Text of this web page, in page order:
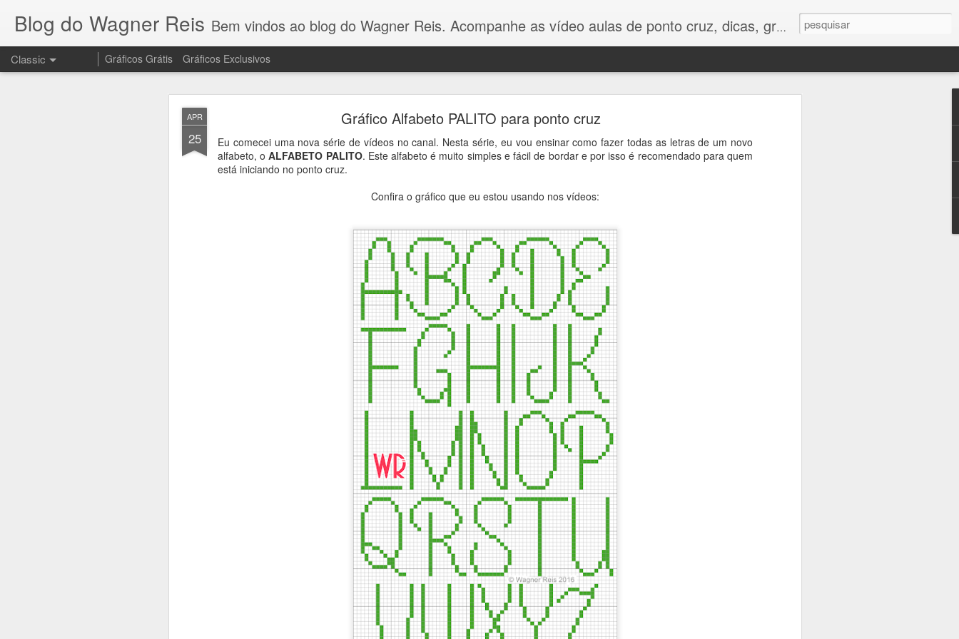
APR
25
Gráfico Alfabeto PALITO para ponto cruz
Eu comecei uma nova série de vídeos no canal. Nesta série, eu vou ensinar como fazer todas as letras de um novo
alfabeto, oALFABETO PALITO. Este alfabeto é muito simples e fácil de bordar e por isso é recomendado para quem
está iniciando no ponto cruz.
Confira o gráfico que eu estou usando nos vídeos:
Blog do Wagner Reis Bem vindos ao blog do Wagner Reis. Acompanhe as vídeo aulas de ponto cruz, dicas, gráficos para ponto cruz e artesanatos e tudo para bordados em ponto cruz.
Classic Gráficos Grátis Gráficos Exclusivos
Gráfico Arvore de Natal Ponto Cruz
Olá pessoal! Como vocês estão?
Olha que lindo o gráfico dessa arvorezinha
no Youtube.É um gráfico simples e fácil de bordar, e vai ficar lindo em